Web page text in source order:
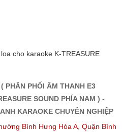
cho karaoke K-TREASURE
PHÂN PHỐI ÂM THANH E3
SOUND PHÍA NAM ) -
KARAOKE CHUYÊN NGHIỆP
Bình Hưng Hòa A, Quận Bình